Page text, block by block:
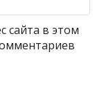
сайта в этом